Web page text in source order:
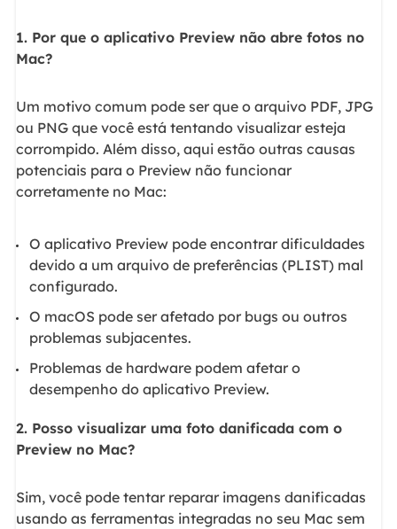
1. Por que o aplicativo Preview não abre fotos no
Mac?
Um motivo comum pode ser que o arquivo PDF, JPG
ou PNG que você está tentando visualizar esteja
corrompido. Além disso, aqui estão outras causas
potenciais para o Preview não funcionar
corretamente no Mac:
O aplicativo Preview pode encontrar dificuldades
devido a um arquivo de preferências (PLIST) mal
configurado.
O macOS pode ser afetado por bugs ou outros
problemas subjacentes.
Problemas de hardware podem afetar o
desempenho do aplicativo Preview.
2. Posso visualizar uma foto danificada com o
Preview no Mac?
Sim, você pode tentar reparar imagens danificadas
usando as ferramentas integradas no seu Mac sem